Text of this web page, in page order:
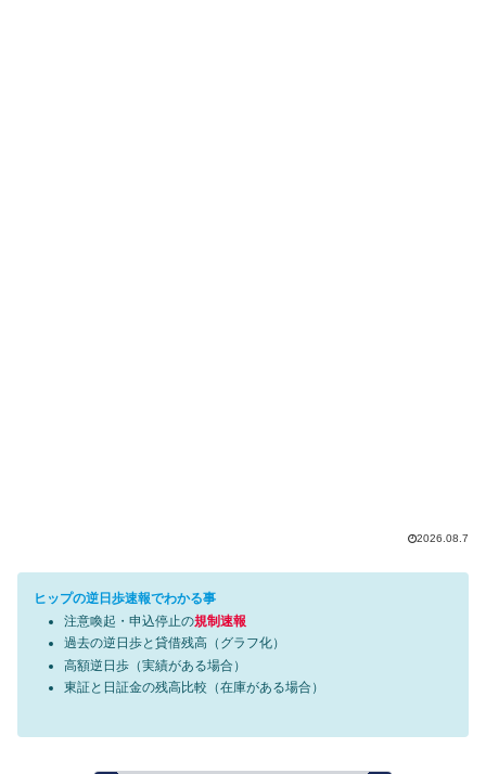
2026.08.7
ヒップの逆日歩速報でわかる事
注意喚起・申込停止の規制速報
過去の逆日歩と貸借残高（グラフ化）
高額逆日歩（実績がある場合）
東証と日証金の残高比較（在庫がある場合）